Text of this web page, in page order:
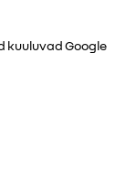
kuuluvad Google